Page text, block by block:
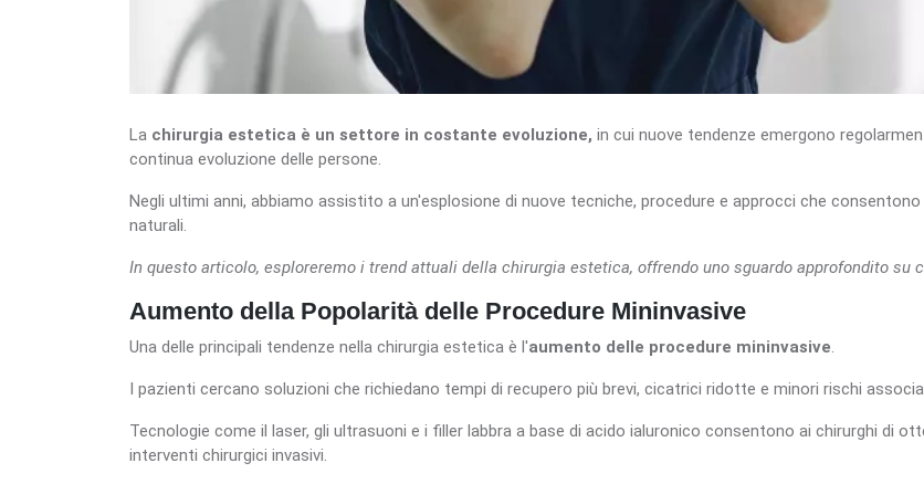
La chirurgia estetica è un settore in costante evoluzione, in cui nuove tendenze emergono
continua evoluzione delle persone.
Negli ultimi anni, abbiamo assistito a un'esplosione di nuove tecniche, procedure e approcci che
naturali.
In questo articolo, esploreremo i trend attuali della chirurgia estetica, offrendo uno sguardo approfondito su
Aumento della Popolarità delle Procedure Mininvasive
Una delle principali tendenze nella chirurgia estetica è l'aumento delle procedure mininvasive.
I pazienti cercano soluzioni che richiedano tempi di recupero più brevi, cicatrici ridotte e minori rischi
Tecnologie come il laser, gli ultrasuoni e i filler labbra a base di acido ialuronico consentono ai chirurghi di
interventi chirurgici invasivi.